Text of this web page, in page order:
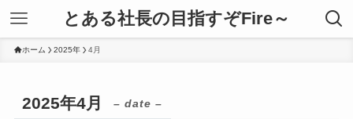
とある社長の目指すぞFire～
ホーム 2025年 4月
2025年4月 – date –